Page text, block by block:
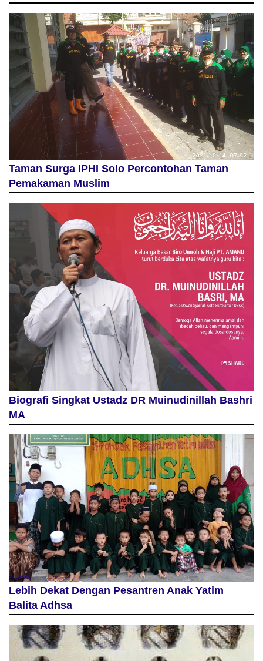
Taman Surga IPHI Solo Percontohan Taman
Pemakaman Muslim
Biografi Singkat Ustadz DR Muinudinillah Bashri
MA
Lebih Dekat Dengan Pesantren Anak Yatim
Balita Adhsa